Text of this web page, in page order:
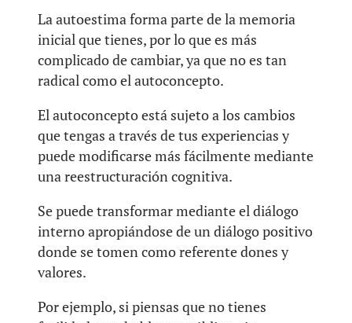
La autoestima forma parte de la memoria
inicial que tienes, por lo que es más
complicado de cambiar, ya que no es tan
radical como el autoconcepto.
El autoconcepto está sujeto a los cambios
que tengas a través de tus experiencias y
puede modificarse más fácilmente mediante
una reestructuración cognitiva.
Se puede transformar mediante el diálogo
interno apropiándose de un diálogo positivo
donde se tomen como referente dones y
valores.
Por ejemplo, si piensas que no tienes